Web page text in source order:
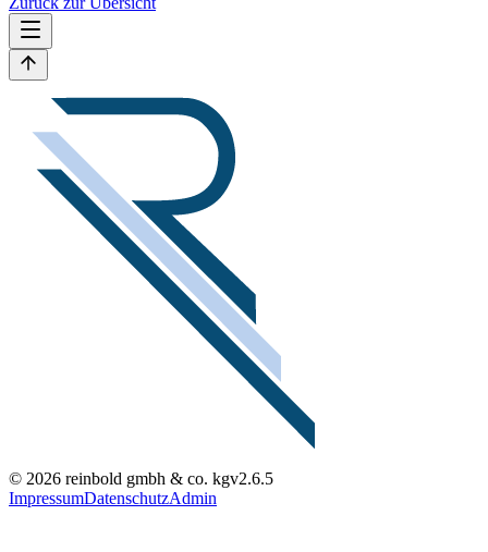
© 2026 reinbold gmbh & co. kgv2.6.5
ImpressumDatenschutzAdmin